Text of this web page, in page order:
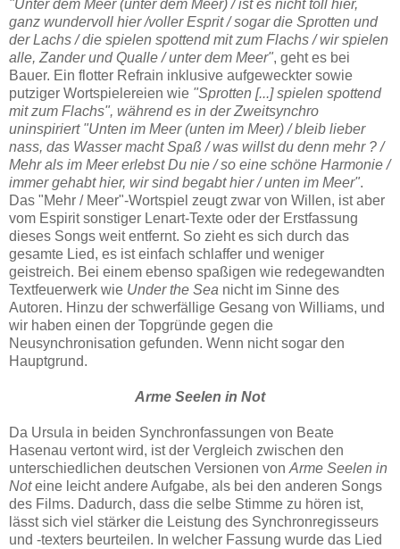
"Unter dem Meer (unter dem Meer) / ist es nicht toll hier,
ganz wundervoll hier /voller Esprit / sogar die Sprotten und
der Lachs / die spielen spottend mit zum Flachs / wir spielen
alle, Zander und Qualle / unter dem Meer", geht es bei
Bauer. Ein flotter Refrain inklusive aufgeweckter sowie
putziger Wortspielereien wie "Sprotten [...] spielen spottend
mit zum Flachs", während es in der Zweitsynchro
uninspiriert "Unten im Meer (unten im Meer) / bleib lieber
nass, das Wasser macht Spaß / was willst du denn mehr ? /
Mehr als im Meer erlebst Du nie / so eine schöne Harmonie /
immer gehabt hier, wir sind begabt hier / unten im Meer".
Das "Mehr / Meer"-Wortspiel zeugt zwar von Willen, ist aber
vom Espirit sonstiger Lenart-Texte oder der Erstfassung
dieses Songs weit entfernt. So zieht es sich durch das
gesamte Lied, es ist einfach schlaffer und weniger
geistreich. Bei einem ebenso spaßigen wie redegewandten
Textfeuerwerk wie Under the Sea nicht im Sinne des
Autoren. Hinzu der schwerfällige Gesang von Williams, und
wir haben einen der Topgründe gegen die
Neusynchronisation gefunden. Wenn nicht sogar den
Hauptgrund.
Arme Seelen in Not
Da Ursula in beiden Synchronfassungen von Beate
Hasenau vertont wird, ist der Vergleich zwischen den
unterschiedlichen deutschen Versionen von Arme Seelen in
Noteine leicht andere Aufgabe, als bei den anderen Songs
des Films. Dadurch, dass die selbe Stimme zu hören ist,
lässt sich viel stärker die Leistung des Synchronregisseurs
und -texters beurteilen. In welcher Fassung wurde das Lied